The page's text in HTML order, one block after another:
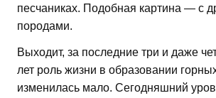
песчаниках. Подобная картина — с
породами.
Выходит, за последние три и даже
лет роль жизни в образовании
изменилась мало. Сегодняшний